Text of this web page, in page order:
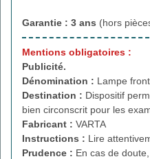
Garantie : 3 ans (hors
Mentions obligatoires :
Publicité.
Dénomination : Lampe
Destination : Dispositif
bien circonscrit pour les
Fabricant : VARTA
Instructions : Lire
Prudence : En cas de